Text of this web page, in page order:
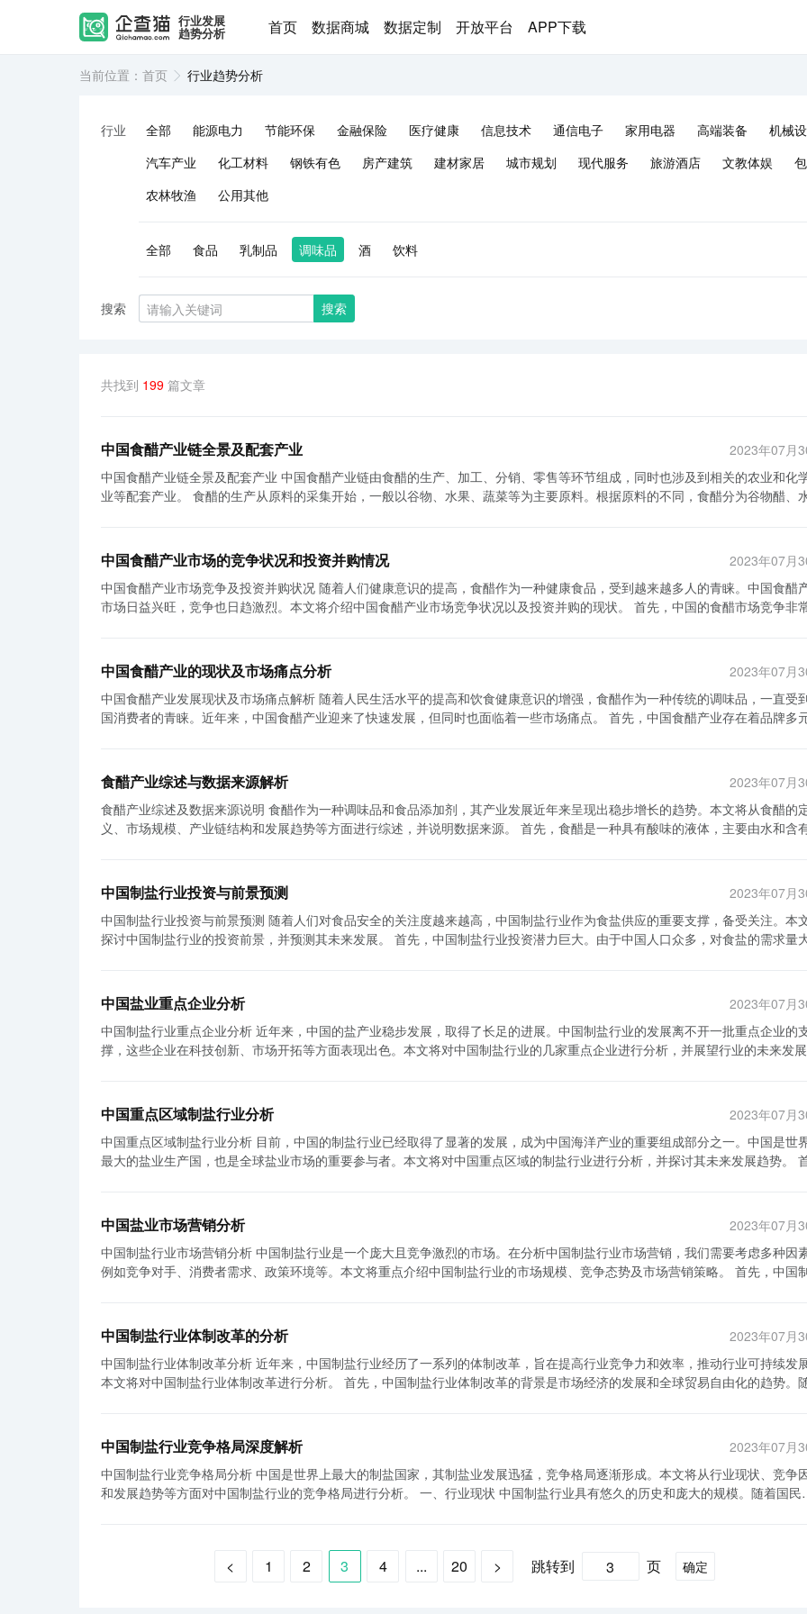
行业发展
趋势分析 首页 数据商城 数据定制 开放平台 APP下载
当前位置： 首页 行业趋势分析
行业 全部 能源电力 节能环保 金融保险 医疗健康 信息技术 通信电子 家用电器 高端装备 机械
汽车产业
化工材料 钢铁有色 房产建筑 建材家居 城市规划 现代服务 旅游酒店 文教体娱
农林牧渔
公用其他
全部 食品 乳制品 调味品 酒 饮料
搜索 搜索
共找到 199 篇文章
中国食醋产业链全景及配套产业
2023年07月
中国食醋产业链全景及配套产业 中国食醋产业链由食醋的生产、加工、分销、零售等环节组成，同时也涉及到相关的农业和化学工
业等配套产业。 食醋的生产从原料的采集开始，一般以谷物、水果、蔬菜等为主要原料。根据原料的不同，食醋分为谷物醋、水果
品的质量。贮存是将食醋储存起来，以备后续的分销和销售。调配则是将不同类型的食醋进行混合，生产出多种口味的产品，
不同消费者的需求。 分销环节是将食醋产品输送到不同的销售终端，如超市、餐饮企业等。食醋的销售网络覆盖了全国各地，包括
大城市、小县城以及农村地区。分销环节涉及到物流、仓储等配套产业，保证产品的正常运输和储存。 食醋的零售环节涉及到各类
零售商，包括超市、便利店、电商平台等。在中国，食醋是居民家庭中常备的调味品之一，消费者可以根据自己的喜好和需求
链的重要组成部分。农民需要种植谷物、水果、蔬菜等植物，提供食醋生产的原料。 2. 化学工业：在食醋的生产过程中，涉及到一
些化学反应和工艺。因此，化学工业提供了食醋生产所需的化学品、设备和技术支持。 3. 食品包装：食醋是一种易挥发的液体，需
要适当的包装以保持其品质和使用寿命。食品包装产业提供各类包装材料和设备，确保食醋产品的安全和卫生。 总的来说，中国食
醋产业链由食醋的生产、加工、分销和零售等环节组成，并涉及到一系列的配套产业。在中国，食醋是一种受欢迎的调味品，
中国食醋产业市场的竞争状况和投资并购情况
2023年07月
中国食醋产业市场竞争及投资并购状况 随着人们健康意识的提高，食醋作为一种健康食品，受到越来越多人的青睐。中国食醋产业
市场日益兴旺，竞争也日趋激烈。本文将介绍中国食醋产业市场竞争状况以及投资并购的现状。 首先，中国的食醋市场竞争非常激
如，百慕达、金典等品牌通过创造出不同口味的食醋产品，满足消费者的个性化需求，取得了很好的销售效果。随着市场的竞
剧，食醋企业之间的竞争也逐渐由价格竞争转向品质和品牌竞争。 其次，投资并购在中国食醋产业中成为一种常见的发展方式。由
于食醋市场的快速增长和竞争加剧，很多企业选择通过并购来扩大市场份额。例如，赤城食品通过收购一些小型食醋企业，以
市场上进一步抢占份额。此外，还有一些企业通过与相关行业的合作伙伴合作，实现资源共享和互补优势。这种投资并购的趋
力。其次，由于市场的混乱和无序发展，一些小型企业存在质量问题，这给整个行业带来了不良影响。此外，由于食醋产品的
性，品质和安全是消费者关注的重点。因此，食醋企业需要加强产品质量控制和标准制定，提高消费者的信任度。 总结起来，中国
食醋产业市场竞争日益激烈，投资并购也成为常见的发展方式。企业需要通过创新、品质保证和品牌建设来提升竞争力，同时也
要加强合作和整合资源，抓住市场机遇。随着消费者对健康和营养的重视，相信食醋产业将迎来更多的发展机遇和挑战。
中国食醋产业的现状及市场痛点分析
2023年07月
中国食醋产业发展现状及市场痛点解析 随着人民生活水平的提高和饮食健康意识的增强，食醋作为一种传统的调味品，一直受到中
国消费者的青睐。近年来，中国食醋产业迎来了快速发展，但同时也面临着一些市场痛点。 首先，中国食醋产业存在着品牌多元化
尽如人意。 其次，中国食醋产业的生产技术和质量管理还存在一定的问题。虽然中国有悠久的酿醋历史和丰富的酿醋工艺，但在现
代化的生产过程中，一些企业仍然存在着生产设备陈旧、工艺落后、质量监控不严格等问题。此外，一些小作坊式的小企业存
生和安全隐患，给消费者带来了食品安全风险。 再次，中国食醋市场的销售渠道发展不平衡，无法满足消费者个性化需求。目前，
中国食醋市场的销售渠道主要集中在超市、便利店和电商平台。然而，消费者对于食醋的需求已经从传统的餐饮用途扩展到了
特的品牌形象、强调产品质量和口感的差异化，提高消费者对品牌的认知度和信任度。 其次，企业应该注重技术创新和质量管理，
提高产品的功能性和安全性。通过引进先进的生产设备、改进生产工艺，提高产品的质量和口感，满足消费者对食醋的多样化需
求。同时，加强质量监控和食品安全管理，保障消费者的权益。 最后，企业应该积极开拓新的销售渠道，满足消费者个性化需求。
利用互联网、社交媒体等新技术手段，开展电商业务，推广线上销售和预约服务。与此同时，积极探索新的应用场景，如美容
的需求，助力中国食醋产业的可持续发展。
食醋产业综述与数据来源解析
2023年07月
食醋产业综述及数据来源说明 食醋作为一种调味品和食品添加剂，其产业发展近年来呈现出稳步增长的趋势。本文将从食醋的定
义、市场规模、产业链结构和发展趋势等方面进行综述，并说明数据来源。 首先，食醋是一种具有酸味的液体，主要由水和含有醋
民币，同比增长8.7%。其中，食醋占据了较大的市场份额。受益于人们对健康饮食的重视和传统饮食文化的影响，食醋的消费
增加。 食醋产业的发展主要由原料供应商、生产加工企业、分销商和消费者组成的产业链推动。原料供应商主要是提供发酵原料和
添加剂的企业，如粮食加工企业和酒精生产企业。生产加工企业包括醋厂和调味品厂家，他们将原料加工成成品醋并进行包装
销商则是将醋产品推向市场，并为消费者提供购买渠道。 近年来，食醋产业面临着一系列发展机遇和挑战。一方面，随着人们对健
市场规模数据和发展趋势来自中国食品工业协会的统计数据。该协会定期发布食品行业的市场研究报告，为有关企业和研究机
供数据支持。同时，本文还参考了相关行业报道和研究机构的数据，以获取全面准确的信息。 综上所述，食醋产业呈现出稳步增长
的发展态势。随着人们对健康饮食的关注度提高，食醋的消费需求逐年增加。食醋产业链结构较为完整，包括原料供应商、生产
工企业、分销商和消费者。然而，市场竞争激烈，如何提升产品品质和品牌形象是行业面临的挑战。本文的数据来源主要来自
中国制盐行业投资与前景预测
2023年07月
中国制盐行业投资与前景预测 随着人们对食品安全的关注度越来越高，中国制盐行业作为食盐供应的重要支撑，备受关注。本文将
探讨中国制盐行业的投资前景，并预测其未来发展。 首先，中国制盐行业投资潜力巨大。由于中国人口众多，对食盐的需求量大，
国政府高度重视食品安全和饮食健康问题，对制盐行业的监管力度逐渐加大。政府对食盐生产企业的准入条件进行了明确规定
生产工艺、产品质量等方面进行了严格把关。这将推动行业的洗牌整合，将不符合标准的小型企业淘汰出局，留下具备规模经
技术优势的企业。投资者可以选择加入行业的领军企业，获得较高的投资回报。 此外，中国制盐行业正面临着转型升级的机遇。近
年来，随着人们对食品安全和饮食健康的要求提高，传统的炒制食盐已经不能满足市场需求。新型的功能性食盐逐渐成为市场新
市场存在着价格竞争激烈的问题。目前，中国食盐的价格普遍偏低，因此企业的利润空间较小。其次，盐碱地资源有限，制盐
的供应压力较大。为了保持良好的生态环境和可持续发展，制盐企业需要寻找替代原料，并加强资源的合理利用。 总之，中国制盐
行业投资前景广阔，但也面临诸多挑战。投资者可以抓住食品安全和饮食健康的市场需求，选择具备规模经济和技术优势的企
关注新型功能性食盐的发展趋势，同时关注盐碱地资源的合理利用。相信在中国政府支持下，中国制盐行业将实现可持续发展
中国盐业重点企业分析
2023年07月
中国制盐行业重点企业分析 近年来，中国的盐产业稳步发展，取得了长足的进展。中国制盐行业的发展离不开一批重点企业的支
撑，这些企业在科技创新、市场开拓等方面表现出色。本文将对中国制盐行业的几家重点企业进行分析，并展望行业的未来发
该公司还积极引进国际先进技术，推动盐业发展与现代科技相结合，提高产品质量，满足消费者多样化需求。未来，中国盐业
公司将继续加强市场拓展和品牌建设，推动中国盐业实现更高水平的发展。 江苏中盐集团有限公司是中国制盐行业的另一重要企
业。该公司以盐业为主营业务，同时也涉及食品、化工等多个领域。江苏中盐集团有限公司注重科技创新，在盐类产品研发和
方面取得了显著成果。公司发展的重点是提高盐产品的附加值和市场竞争力，通过不断优化产品结构，推动盐业转型升级。目
一管理与监督，并通过现代化的运营管理模式，提升山东盐业的竞争力和综合效益。山东中盐盐业股份有限公司致力于加强与
省级盐业集团的合作与交流，形成全国一体化的盐业市场。公司还大力推动科技创新，引进国内外先进制盐技术，提高产品质量
盐业效益。未来，山东中盐盐业股份有限公司将继续发挥自身优势，助力山东盐业迈向更高水平。 尽管中国制盐行业在发展中面临
着诸多挑战，但重点企业的高质量发展为整个行业提供了强大的动力。随着国家经济的快速增长和人民生活水平的提高，中国
中国重点区域制盐行业分析
2023年07月
中国重点区域制盐行业分析 目前，中国的制盐行业已经取得了显著的发展，成为中国海洋产业的重要组成部分之一。中国是世界上
最大的盐业生产国，也是全球盐业市场的重要参与者。本文将对中国重点区域的制盐行业进行分析，并探讨其未来发展趋势。 首
地，这些地区主要依靠昔日海域的盐坑或盐井开采盐矿资源。 中国制盐行业在近年来取得了良好的发展势头。随着技术的进步和生
产工艺的改进，中国的盐业生产效率和质量不断提高。盐业企业也逐渐转型升级，从过去的传统制盐方式转向现代化的盐业生
式。越来越多的企业采用机械化生产设备和自动化控制系统，提高了生产效率和质量，并降低了生产成本。同时，企业还受益
场需求的增长，盐产品不仅满足了国内市场的需求，还出口到国际市场。 然而，中国的制盐行业也面临一些挑战。首先，由于长期
保护措施。 从长远来看，中国重点区域的制盐行业有巨大的发展潜力。首先，中国盐业市场需求仍然强劲。随着人民生活水平的提
高和人口的增长，对食盐和化工盐的需求将持续增加。此外，中国制盐行业还可以进一步发展盐湖资源、海水热泵技术等新兴领
域，提高盐产能力和盐品质量。 其次，制盐行业的现代化发展将有助于推动整个海洋产业的升级。盐产业是海洋产业的重要组成部
分，与渔业、海洋能源等行业相互关联。通过推动制盐行业的现代化发展，可以促进整个海洋产业链的协同发展，提升中国海
国际竞争力。
中国盐业市场营销分析
2023年07月
中国制盐行业市场营销分析 中国制盐行业是一个庞大且竞争激烈的市场。在分析中国制盐行业市场营销，我们需要考虑多种因素，
例如竞争对手、消费者需求、政策环境等。本文将重点介绍中国制盐行业的市场规模、竞争态势及市场营销策略。 首先，中国制盐
存在许多小型企业，它们在产品质量和价格方面具有一定的竞争力。此外，一些大型企业也积极参与市场竞争，通过丰富产品
改善品质和价格优势来吸引消费者。因此，市场份额的争夺成为制盐企业的关键问题。 在这样的市场环境下，制盐企业需要制定有
效的市场营销策略来提升竞争力。首先，企业应该加强产品研发，提供多样化的盐类产品。随着人们对健康生活的追求，低钠盐
天然有机盐等特种盐的需求在增加。同时，企业应通过改善产品品质和工艺，提高消费者满意度，并加强品牌建设，树立企业形
等，提高产品的销售额。 此外，企业还应加强市场推广和品牌宣传。通过广告、促销活动和公关活动等方式，企业可以提高产品知
名度和美誉度。例如，可以通过电视和网络媒体进行广告宣传，举办满减活动或赞助大型体育赛事来吸引消费者的关注。同时，
业还可以通过与社会公益组织合作、参与社会公益活动来建立良好的企业形象。 最后，政策环境的变化也对市场营销策略产生了影
响。近年来，国家加强了对食品安全的监管，制定了一系列的法规和标准，要求企业提供符合标准的食盐产品。制盐企业应积极
效的市场营销策略，企业将能在市场中获得竞争优势，实现可持续发展。
中国制盐行业体制改革的分析
2023年07月
中国制盐行业体制改革分析 近年来，中国制盐行业经历了一系列的体制改革，旨在提高行业竞争力和效率，推动行业可持续发展。
本文将对中国制盐行业体制改革进行分析。 首先，中国制盐行业体制改革的背景是市场经济的发展和全球贸易自由化的趋势。随着
化，中国制盐行业推行了市场准入制度改革，取消了企业数量限制，鼓励民间资本进入盐业领域。此举有助于激发市场活力，
产业结构优化和技术创新。为了实现专业化，中国制盐行业推行了垂直管理机制改革，将盐业管理体制从地方政府转变为中央
直接管理。这一改革措施有助于提高决策效率和执行力，减少行业内腐败现象。为了实现国际化，中国制盐行业加大了对外合
度，积极开展对外投资和技术引进。这有助于提高行业的国际竞争力和声誉。 再次，中国制盐行业体制改革取得了一些积极成效。
范严格，减少了不必要的行政干预和红包文化。此外，对外合作推动了技术引进和管理经验交流，提高了行业的综合实力。最后
中国制盐行业的国际声誉也得到了提升。通过优化产业结构和提高产品质量，中国的盐产品更加适应国际市场需求，出口额不断
中国制盐行业竞争格局深度解析
2023年07月
中国制盐行业竞争格局分析 中国是世界上最大的制盐国家，其制盐业发展迅猛，竞争格局逐渐形成。本文将从行业现状、竞争因素
和发展趋势等方面对中国制盐行业的竞争格局进行分析。 一、行业现状 中国制盐行业具有悠久的历史和庞大的规模。随着国民经
有不同的盐矿资源，这导致了制盐企业之间的竞争。一些地方盐矿资源丰富，拥有更低的生产成本，具有一定的竞争优势。 2.技术
水平：随着科技进步和生产技术的升级，制盐企业在生产工艺、设备创新和产品研发等方面有了更多的选择。拥有较先进技术的
业能够生产出更优质的产品，提高市场竞争力。 3.品牌影响力：一些品牌在市场中拥有较高的知名度和美誉度，这使其在市场中能
< 1 2 3 4 ... 20 > 跳转到 页 确定